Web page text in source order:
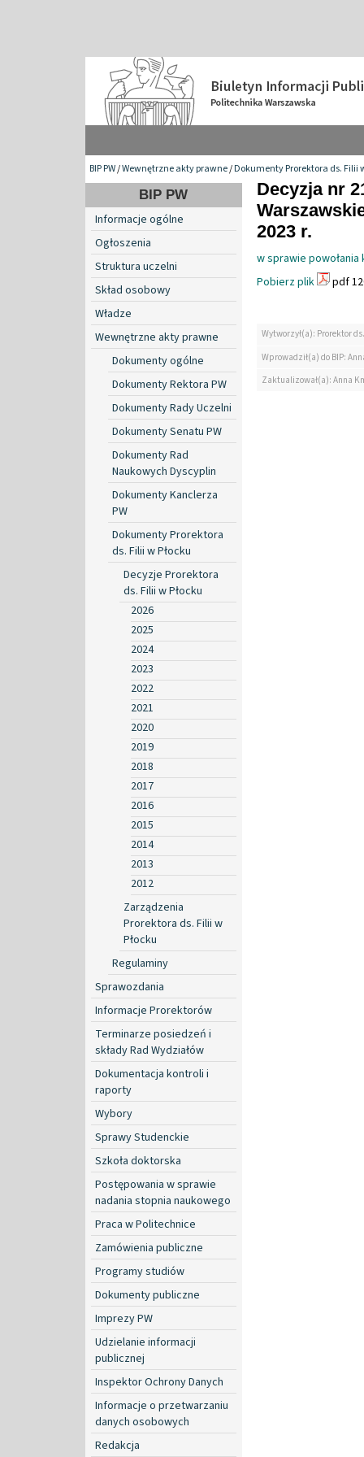
BIP PW/Wewnętrzne akty prawne/Dokumenty Prorektora ds. Filii
BIP PW
Informacje ogólne
Ogłoszenia
Struktura uczelni
Skład osobowy
Władze
Wewnętrzne akty prawne
Dokumenty ogólne
Dokumenty Rektora PW
Dokumenty Rady Uczelni
Dokumenty Senatu PW
Dokumenty Rad
Naukowych Dyscyplin
Dokumenty Kanclerza
PW
Dokumenty Prorektora
ds. Filii w Płocku
Decyzje Prorektora
ds. Filii w Płocku
2026
2025
2024
2023
2022
2021
2020
2019
2018
2017
2016
2015
2014
2013
2012
Zarządzenia
Prorektora ds. Filii w
Płocku
Regulaminy
Sprawozdania
Informacje Prorektorów
Terminarze posiedzeń i
składy Rad Wydziałów
Dokumentacja kontroli i
raporty
Wybory
Sprawy Studenckie
Szkoła doktorska
Postępowania w sprawie
nadania stopnia naukowego
Praca w Politechnice
Zamówienia publiczne
Programy studiów
Dokumenty publiczne
Imprezy PW
Udzielanie informacji
publicznej
Inspektor Ochrony Danych
Informacje o przetwarzaniu
danych osobowych
Redakcja
Decyzja nr
2023 r.
w sprawie
Pobierz plik
pdf
Wytworzył(a): Prorektor
Wprowadził(a) do BIP:
Zaktualizował(a): Anna